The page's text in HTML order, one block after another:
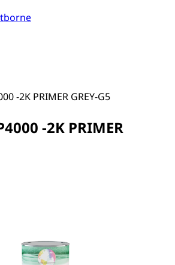
-2K PRIMER GREY-G5
-2K PRIMER